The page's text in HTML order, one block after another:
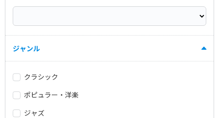
ジャンル
クラシック
ポピュラー・洋楽
ジャズ